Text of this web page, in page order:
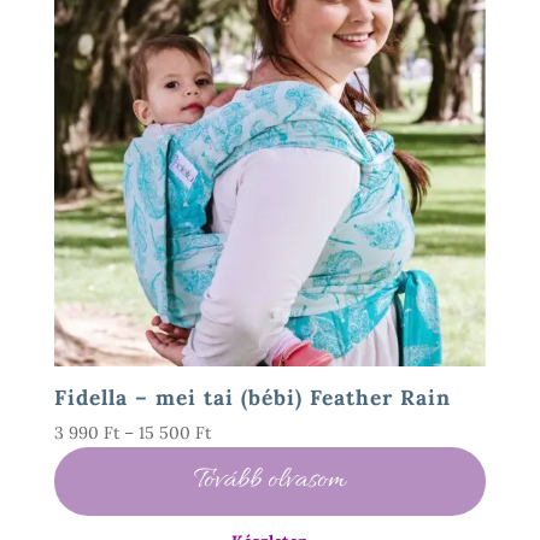
Fidella – mei tai (bébi) Feather Rain
3 990 Ft – 15 500 FtÁrtartomány:
990 Ft
-
Tovább olvasom